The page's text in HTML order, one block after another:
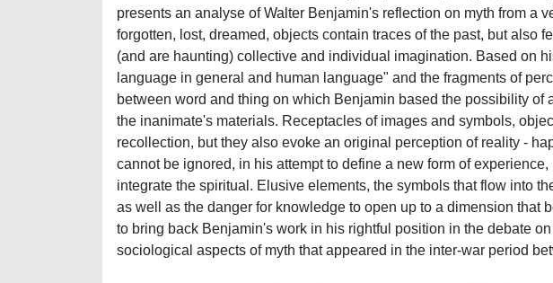
presents an analyse of Walter Benjamin's reflection on myth from a
forgotten, lost, dreamed, objects contain traces of the past, but also
(and are haunting) collective and individual imagination. Based on
language in general and human language" and the fragments of
between word and thing on which Benjamin based the possibility of
the inanimate's materials. Receptacles of images and symbols,
recollection, but they also evoke an original perception of reality -
cannot be ignored, in his attempt to define a new form of
integrate the spiritual. Elusive elements, the symbols that flow into
as well as the danger for knowledge to open up to a dimension that
to bring back Benjamin's work in his rightful position in the debate
sociological aspects of myth that appeared in the inter-war period